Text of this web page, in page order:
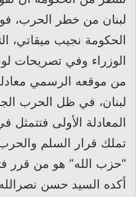
لبنان من خطر الحرب،
الحكومة نجيب ميقاتي،
الوزراء وفي تصريحات
من موقعه الرسمي
لبنان، في ظل الحرب
المعادلة الأولى فتتمثل
تملك قرار السلم
“حزب الله” هو من قرر
أكده السيد حسن